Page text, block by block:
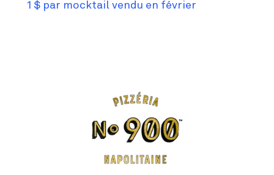
1 $ par mocktail vendu en février